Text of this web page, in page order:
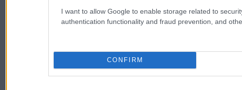
I want to allow Google to enable storage related to
authentication functionality and fraud prevention, and
CONFIRM
Gyorstöltés
Java
Flash/Ujjlenyomat olvasó